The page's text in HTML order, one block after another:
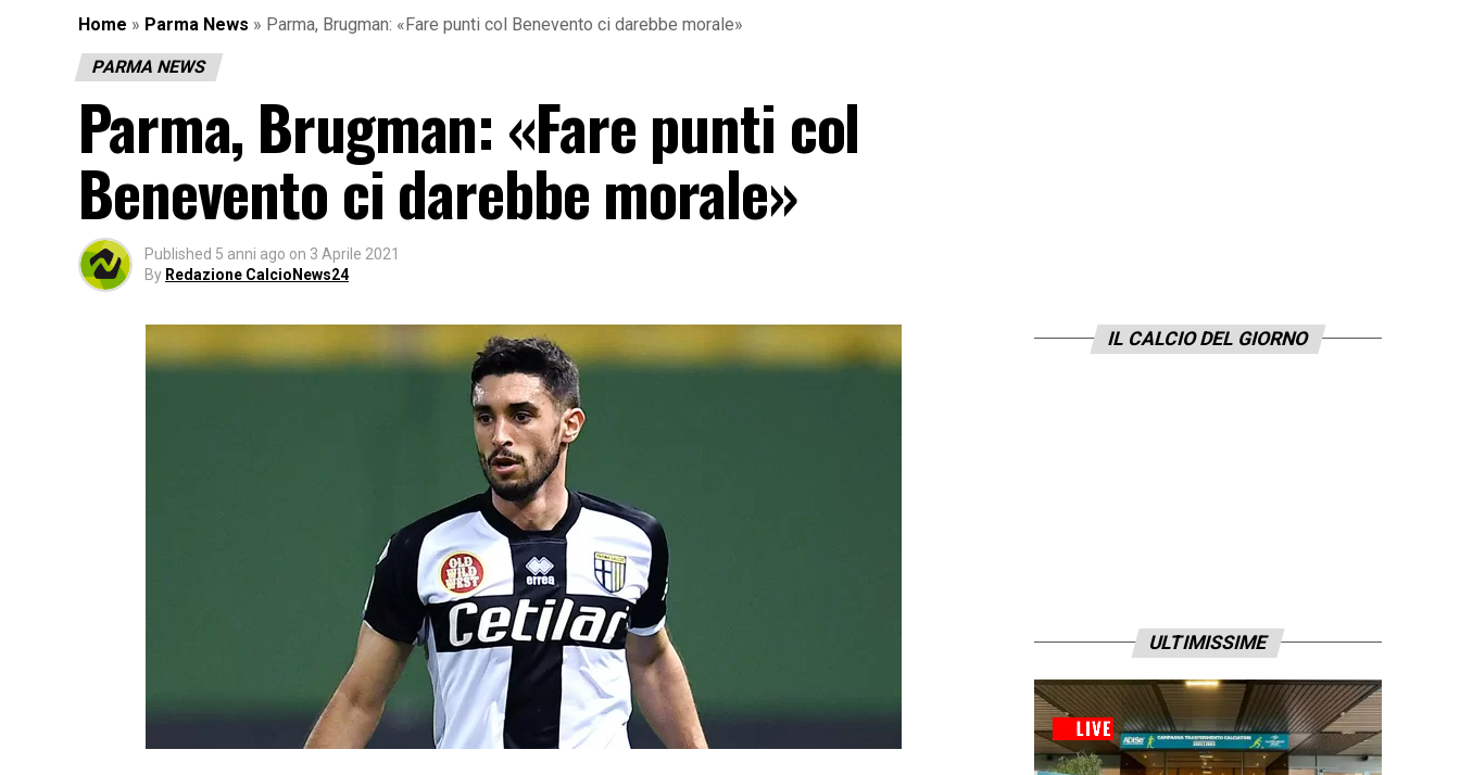
Home » Parma News » Parma, Brugman: «Fare punti col Benevento ci darebbe morale»
PARMA NEWS
Parma, Brugman: «Fare punti col
Benevento ci darebbe morale»
Published 5 anni ago on 3 Aprile 2021
By Redazione CalcioNews24
IL CALCIO DEL GIORNO
ULTIMISSIME